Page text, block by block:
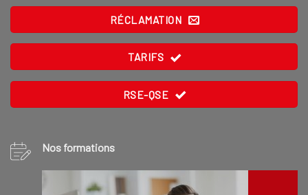
RÉCLAMATION
TARIFS
RSE-QSE
Nos formations